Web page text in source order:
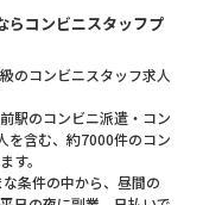
らコンビニスタッフプ
のコンビニスタッフ求人
駅のコンビニ派遣・コン
を含む、約7000件のコン
す。
条件の中から、昼間の